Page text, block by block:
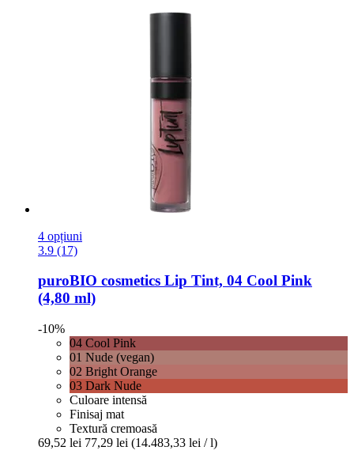
4 opțiuni
3.9 (17)
puroBIO cosmetics Lip Tint, 04 Cool Pink
(4,80 ml)
-10%
04 Cool Pink
01 Nude (vegan)
02 Bright Orange
03 Dark Nude
Culoare intensă
Finisaj mat
Textură cremoasă
69,52 lei 77,29 lei (14.483,33 lei / l)